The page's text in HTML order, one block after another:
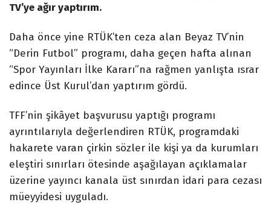
TV’ye ağır yaptırım.
Daha önce yine RTÜK’ten ceza alan Beyaz TV’nin
“Derin Futbol” programı, daha geçen hafta alınan
“Spor Yayınları İlke Kararı”na rağmen yanlışta ısrar
edince Üst Kurul’dan yaptırım gördü.
TFF’nin şikâyet başvurusu yaptığı programı
ayrıntılarıyla değerlendiren RTÜK, programdaki
hakarete varan çirkin sözler ile kişi ya da kurumları
eleştiri sınırları ötesinde aşağılayan açıklamalar
üzerine yayıncı kanala üst sınırdan idari para cezası
müeyyidesi uyguladı.